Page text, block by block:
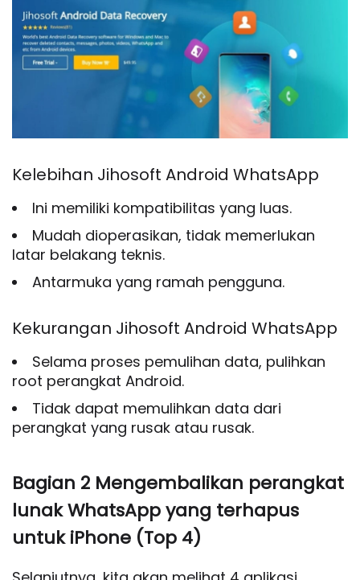
Kelebihan Jihosoft Android WhatsApp
Ini memiliki kompatibilitas yang luas.
Mudah dioperasikan, tidak memerlukan
latar belakang teknis.
Antarmuka yang ramah pengguna.
Kekurangan Jihosoft Android WhatsApp
Selama proses pemulihan data, pulihkan
root perangkat Android.
Tidak dapat memulihkan data dari
perangkat yang rusak atau rusak.
Bagian 2 Mengembalikan perangkat
lunak WhatsApp yang terhapus
untuk iPhone (Top 4)